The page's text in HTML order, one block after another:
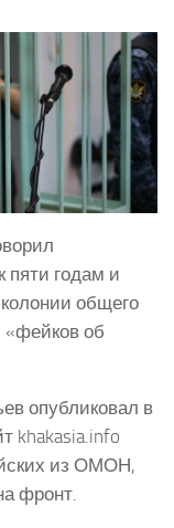
годам и
общего
«фейков об
опубликовал в
khakasia.info
из ОМОН,
фронт.